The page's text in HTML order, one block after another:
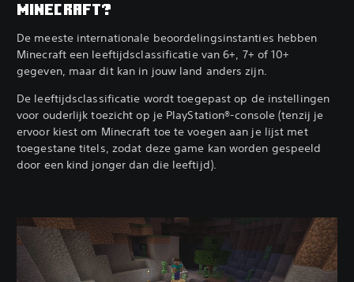
MINECRAFT?
De meeste internationale beoordelingsinstanties hebben
Minecraft een leeftijdsclassificatie van 6+, 7+ of 10+
gegeven, maar dit kan in jouw land anders zijn.‎
De leeftijdsclassificatie wordt toegepast op de instellingen
voor ouderlijk toezicht op je PlayStation®-console (tenzij je
ervoor kiest om Minecraft toe te voegen aan je lijst met
toegestane titels, zodat deze game kan worden gespeeld
door een kind jonger dan die leeftijd).